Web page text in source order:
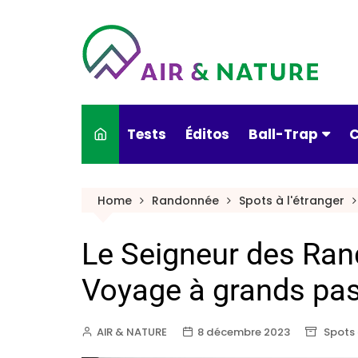
Tests Éditos Ball-Trap
Armes &
Conseils
Culture & Ball-
Nouveautés
Home Randonnée Spots à l'étranger
Le Seigneur des
Voyage à grands
AIR & NATURE 8 décembre 2023